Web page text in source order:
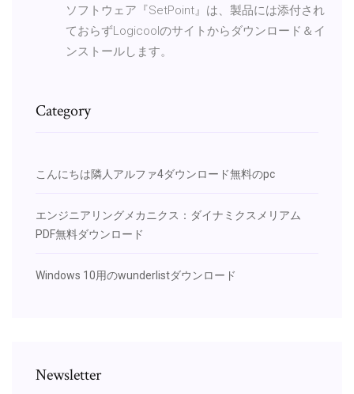
ソフトウェア『SetPoint』は、製品には添付され
ておらずLogicoolのサイトからダウンロード＆イ
ンストールします。
Category
こんにちは隣人アルファ4ダウンロード無料のpc
エンジニアリングメカニクス：ダイナミクスメリアム
PDF無料ダウンロード
Windows 10用のwunderlistダウンロード
Newsletter